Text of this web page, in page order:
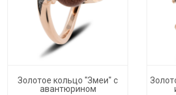
Золотое кольцо "Змеи" с
авантюрином